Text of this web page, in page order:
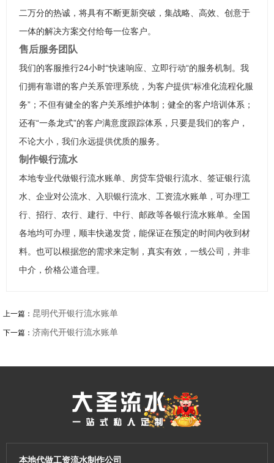
二万分的热诚，将具有不断更新突破，集战略、高效、创意于
一体的解决方案交付给每一位客户。
售后服务团队
我们的客服推行24小时“快速响应、立即行动“的服务机制。我
们拥有靠谱的客户关系管理系统，为客户提供“标准化流程化服
务”；不但有健全的客户关系维护体制；健全的客户培训体系；
还有“一条龙式”的客户满意度跟踪体系，只要是我们的客户，
不论大小，我们永远提供优质的服务。
制作银行流水
本地专业代做银行流水账单、房贷车贷银行流水、签证银行流
水、企业对公流水、入职银行流水、工资流水账单，可办理工
行、招行、农行、建行、中行、邮政等各银行流水账单。全国
各地均可办理，顺丰快递发货，能保证在预定的时间内收到材
料。也可以根据您的需求来定制，真实有效，一线公司，并非
中介，价格公道合理。
上一篇： 昆明代开银行流水账单
下一篇： 济南代开银行流水账单
本地代做工资流水制作公司